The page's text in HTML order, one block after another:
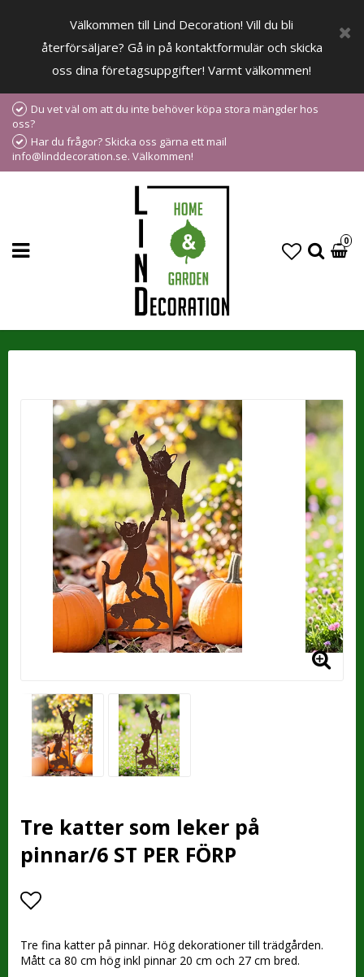
Välkommen till Lind Decoration! Vill du bli
återförsäljare? Gå in på kontaktformulär och skicka
oss dina företagsuppgifter! Varmt välkommen!
Du vet väl om att du inte behöver köpa stora mängder hos
oss?
Har du frågor? Skicka oss gärna ett mail
info@linddecoration.se. Välkommen!
0
Tre katter som leker på
pinnar/6 ST PER FÖRP
Lägg till i favoritlistan
Tre fina katter på pinnar. Hög dekorationer till trädgården.
Mått ca 80 cm hög inkl pinnar 20 cm och 27 cm bred.